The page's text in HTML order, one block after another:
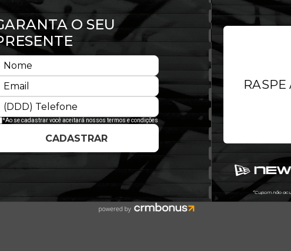
que o 9FIFTY tradicional e a aba pré-
New Era no mundo. Ele mantém a
mas com a praticidade do
É a peça essencial para qualquer
com a versatilidade que o streetwear